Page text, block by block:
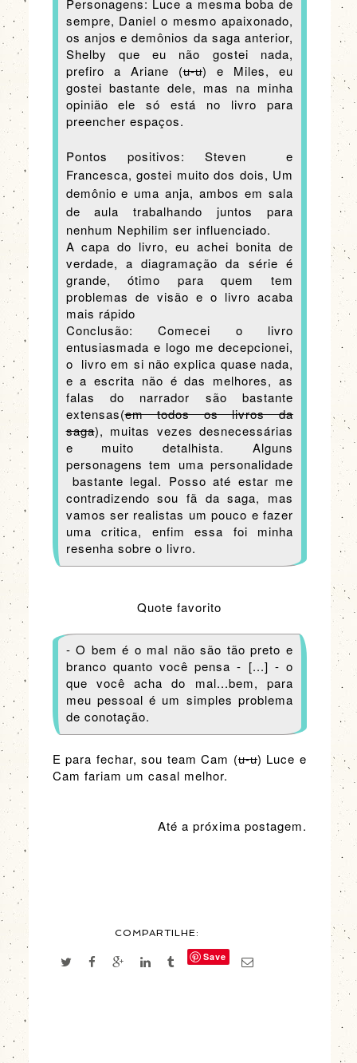
Personagens: Luce a mesma boba de
sempre, Daniel o mesmo apaixonado,
os anjos e demônios da saga anterior,
Shelby que eu não gostei nada,
prefiro a Ariane (u-u) e Miles, eu
gostei bastante dele, mas na minha
opinião ele só está no livro para
preencher espaços.
Pontos positivos: Steven e
Francesca, gostei muito dos dois, Um
demônio e uma anja, ambos em sala
de aula trabalhando juntos para
nenhum Nephilim ser influenciado.
A capa do livro, eu achei bonita de
verdade, a diagramação da série é
grande, ótimo para quem tem
problemas de visão e o livro acaba
mais rápido
Conclusão: Comecei o livro
entusiasmada e logo me decepcionei,
o livro em si não explica quase nada,
e a escrita não é das melhores, as
falas do narrador são bastante
extensas(em todos os livros da
saga), muitas vezes desnecessárias
e muito detalhista. Alguns
personagens tem uma personalidade
bastante legal. Posso até estar me
contradizendo sou fã da saga, mas
vamos ser realistas um pouco e fazer
uma critica, enfim essa foi minha
resenha sobre o livro.
Quote favorito
- O bem é o mal não são tão preto e
branco quanto você pensa - [...] - o
que você acha do mal...bem, para
meu pessoal é um simples problema
de conotação.
E para fechar, sou team Cam (u-u) Luce e
Cam fariam um casal melhor.
Até a próxima postagem.
COMPARTILHE:
Save